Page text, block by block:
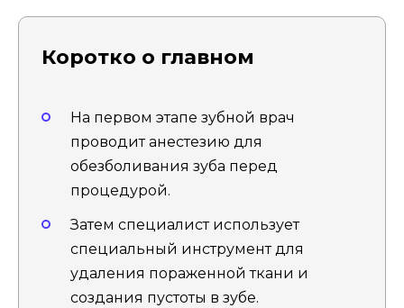
Коротко о главном
На первом этапе зубной врач
проводит анестезию для
обезболивания зуба перед
процедурой.
Затем специалист использует
специальный инструмент для
удаления пораженной ткани и
создания пустоты в зубе.